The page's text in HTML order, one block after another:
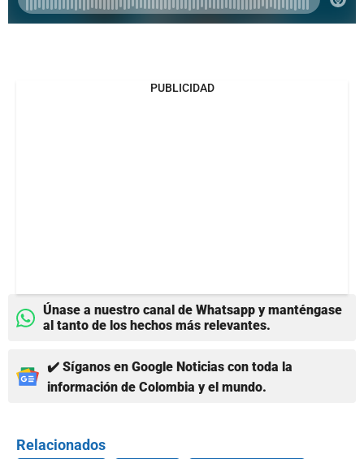
PUBLICIDAD
Únase a nuestro canal de Whatsapp y manténgase
al tanto de los hechos más relevantes.
✔️ Síganos en Google Noticias con toda la
información de Colombia y el mundo.
Relacionados